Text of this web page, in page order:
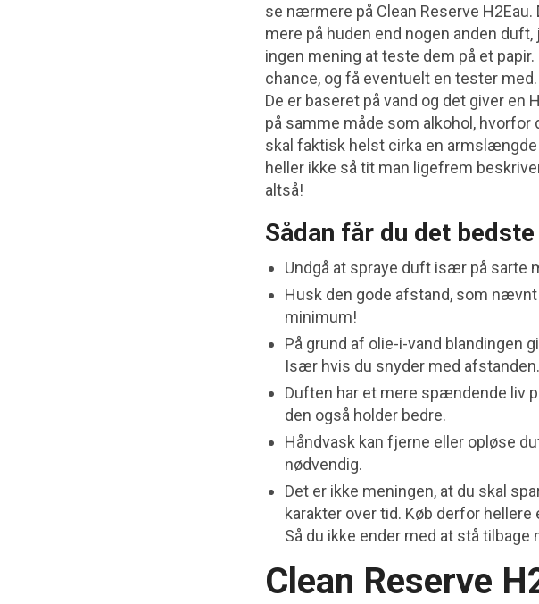
se nærmere på Clean Reserve
mere på huden end nogen anden
ingen mening at teste dem på et
chance, og få eventuelt en tester med.
De er baseret på vand og det giver en
på samme måde som alkohol,
skal faktisk helst cirka en
heller ikke så tit man ligefrem
altså!
Sådan får du det
Undgå at spraye duft især på sarte
Husk den gode afstand, som
minimum!
På grund af olie-i-vand blandingen
Især hvis du snyder med afstanden.
Duften har et mere spændende liv
den også holder bedre.
Håndvask kan fjerne eller opløse
nødvendig.
Det er ikke meningen, at du skal
karakter over tid. Køb derfor
Så du ikke ender med at stå
Clean Reserve